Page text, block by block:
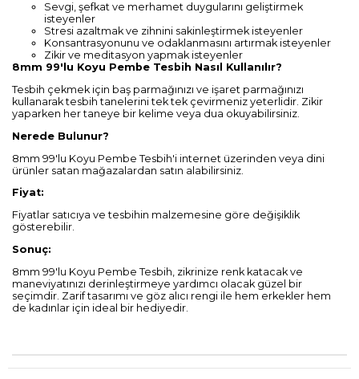
Sevgi, şefkat ve merhamet duygularını geliştirmek
isteyenler
Stresi azaltmak ve zihnini sakinleştirmek isteyenler
Konsantrasyonunu ve odaklanmasını artırmak isteyenler
Zikir ve meditasyon yapmak isteyenler
8mm 99'lu Koyu Pembe Tesbih Nasıl Kullanılır?
Tesbih çekmek için baş parmağınızı ve işaret parmağınızı
kullanarak tesbih tanelerini tek tek çevirmeniz yeterlidir. Zikir
yaparken her taneye bir kelime veya dua okuyabilirsiniz.
Nerede Bulunur?
8mm 99'lu Koyu Pembe Tesbih'i internet üzerinden veya dini
ürünler satan mağazalardan satın alabilirsiniz.
Fiyat:
Fiyatlar satıcıya ve tesbihin malzemesine göre değişiklik
gösterebilir.
Sonuç:
8mm 99'lu Koyu Pembe Tesbih, zikrinize renk katacak ve
maneviyatınızı derinleştirmeye yardımcı olacak güzel bir
seçimdir. Zarif tasarımı ve göz alıcı rengi ile hem erkekler hem
de kadınlar için ideal bir hediyedir.